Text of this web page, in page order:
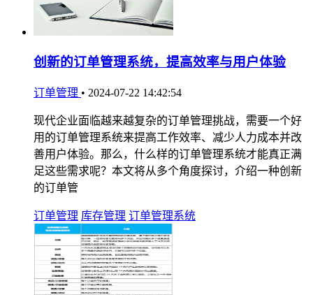
创新的订单管理系统，提高效率与用户体验
订单管理 • 2024-07-22 14:42:54
现代企业面临越来越复杂的订单管理挑战，需要一个好
用的订单管理系统来提高工作效率、减少人力成本并改
善用户体验。那么，什么样的订单管理系统才能真正满
足这些需求呢？本文将从多个角度探讨，介绍一种创新
的订单管
订单管理 库存管理 订单管理系统